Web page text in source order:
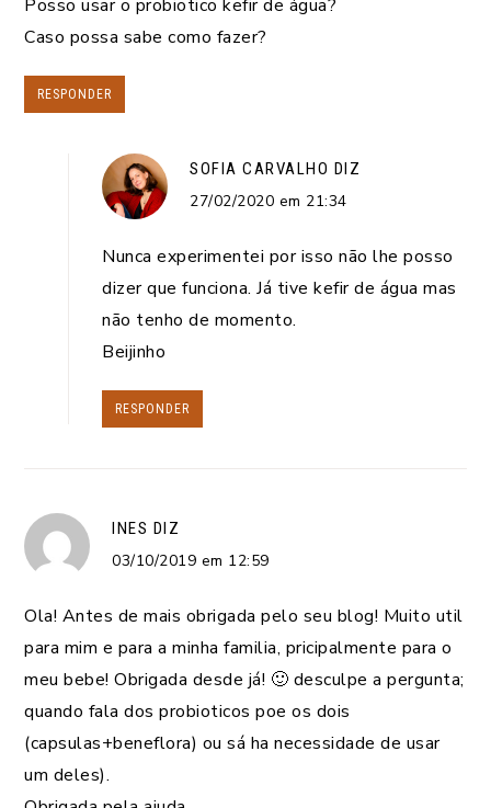
Posso usar o probiotico kefir de água?
Caso possa sabe como fazer?
RESPONDER
SOFIA CARVALHO DIZ
27/02/2020 em 21:34
Nunca experimentei por isso não lhe posso
dizer que funciona. Já tive kefir de água mas
não tenho de momento.
Beijinho
RESPONDER
INES DIZ
03/10/2019 em 12:59
Ola! Antes de mais obrigada pelo seu blog! Muito util
para mim e para a minha familia, pricipalmente para o
meu bebe! Obrigada desde já! 🙂 desculpe a pergunta;
quando fala dos probioticos poe os dois
(capsulas+beneflora) ou sá ha necessidade de usar
um deles).